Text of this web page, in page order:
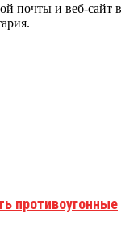
почты и веб-сайт в
противоугонные